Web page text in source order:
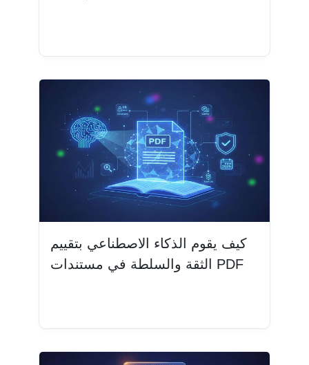
كيف يقوم الذكاء الاصطناعي بتقييم
الثقة والسلطة في مستندات PDF